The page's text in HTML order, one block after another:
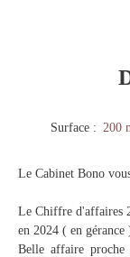
Surface : 200
Le Cabinet Bono
Le Chiffre d'affaires
en 2024 ( en
Belle affaire